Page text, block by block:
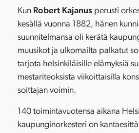
Kun Robert Kajanusperusti
kesällä vuonna 1882, hänen
suunnitelmansa oli kerätä
muusikot ja ulkomailta palkatut
tarjota helsinkiläisille elämyksiä
mestariteoksista viikoittaisilla
soittajan voimin.
140 toimintavuotensa aikana
kaupunginorkesteri on